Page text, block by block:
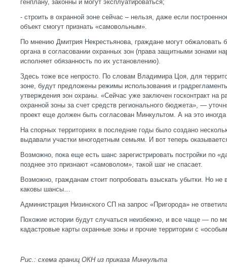
генплану, законны и могут эксплуатироваться;
- строить в охранной зоне сейчас – нельзя, даже если
объект смогут признать «самовольным».
По мнению Дмитрия Некрестьянова, граждане могут обжаловать
органа в согласовании охранных зон (права защитными зонами
исполняет обязанность по их установлению).
Здесь тоже все непросто. По словам Владимира Цоя, для
зоне, будут предложены режимы использования и
утверждения зон охраны. «Сейчас уже заключен госконтракт на
охранной зоны за счет средств регионального бюджета», —
проект еще должен быть согласован Минкультом. А на это
На спорных территориях в последние годы было создано
выдавали участки многодетным семьям. И вот теперь
Возможно, пока еще есть шанс зарегистрировать постройки по
позднее это признают «самоволом», такой шаг не спасает.
Возможно, гражданам стоит попробовать взыскать убытки. Но не
каковы шансы…
Администрация Низинского СП на запрос «Пригорода» не
Похожие истории будут случаться неизбежно, и все чаще — по
кадастровые карты охранные зоны и прочие территории с
Рис.: схема границ ОКН из приказа Минкульта